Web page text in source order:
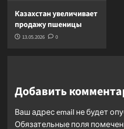
Казахстан увеличивает
продажу пшеницы
13.05.2026 0
Добавить
Ваш адрес email не будет
Обязательные поля